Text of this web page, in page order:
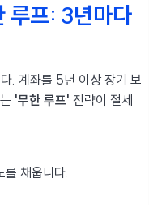
루프: 3년마다
. 계좌를 5년 이상 장기 보
'무한 루프' 전략이 절세
를 채웁니다.